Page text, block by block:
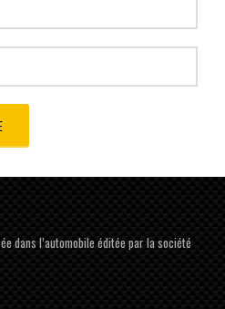
dans l’automobile éditée par la société